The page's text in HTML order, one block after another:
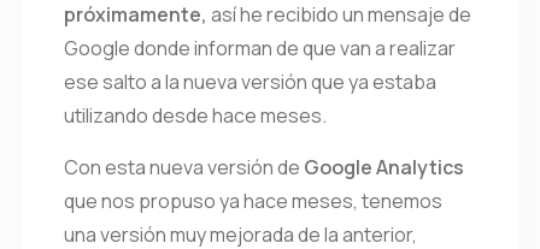
próximamente, así he recibido un mensaje de
Google donde informan de que van a realizar
ese salto a la nueva versión que ya estaba
utilizando desde hace meses.
Con esta nueva versión de Google Analytics
que nos propuso ya hace meses, tenemos
una versión muy mejorada de la anterior,